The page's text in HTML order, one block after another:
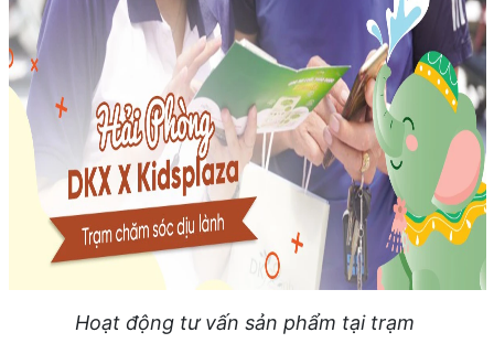
Hoạt động tư vấn sản phẩm tại trạm